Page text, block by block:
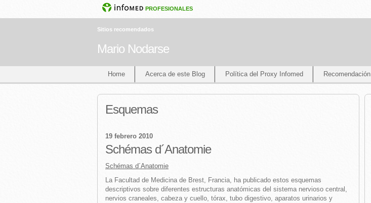
PROFESIONALES
Sitios recomendados
Mario Nodarse
Home Acerca de este Blog Política del Proxy Infomed Recomendación
Esquemas
19 febrero 2010
Schémas d´Anatomie
Schémas d´Anatomie
La Facultad de Medicina de Brest, Francia, ha publicado estos esquemas
descriptivos sobre diferentes estructuras anatómicas del sistema nervioso central,
nervios craneales, cabeza y cuello, tórax, tubo digestivo, aparatos urinarios y